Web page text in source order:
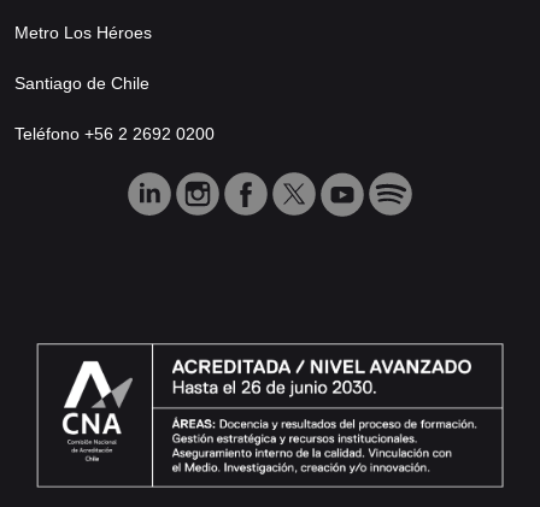
Metro Los Héroes
Santiago de Chile
Teléfono +56 2 2692 0200